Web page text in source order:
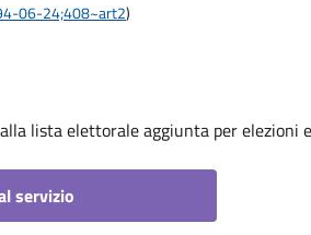
06-24;408~art2)
lista elettorale aggiunta per elezioni
servizio